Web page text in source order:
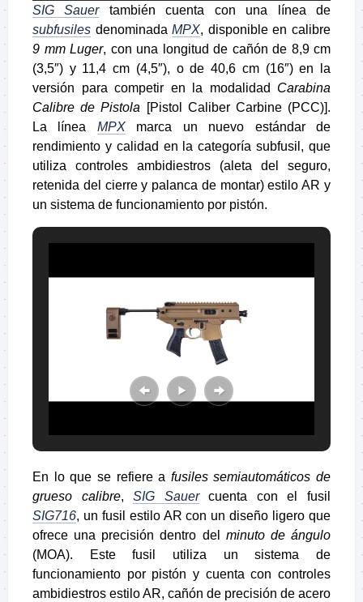
SIG Sauertambién cuenta con una línea de
subfusiles denominadaMPX, disponible en calibre
9 mm Luger, con una longitud de cañón de 8,9 cm
(3,5″) y 11,4 cm (4,5″), o de 40,6 cm (16″) en la
versión para competir en la modalidad Carabina
Calibre de Pistola [Pistol Caliber Carbine (PCC)].
La línea MPXmarca un nuevo estándar de
rendimiento y calidad en la categoría subfusil, que
utiliza controles ambidiestros (aleta del seguro,
retenida del cierre y palanca de montar) estilo AR y
un sistema de funcionamiento por pistón.
En lo que se refiere a fusiles semiautomáticos de
grueso calibre,SIG Sauercuenta con el fusil
SIG716, un fusil estilo AR con un diseño ligero que
ofrece una precisión dentro del minuto de ángulo
(MOA). Este fusil utiliza un sistema de
funcionamiento por pistón y cuenta con controles
ambidiestros estilo AR, cañón de precisión de acero